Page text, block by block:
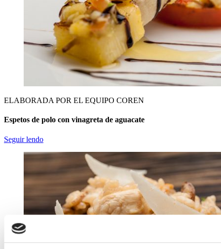
ELABORADA POR EL EQUIPO COREN
Espetos de polo con vinagreta de aguacate
Seguir lendo